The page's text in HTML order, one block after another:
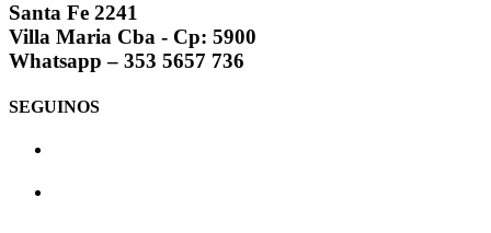
Santa Fe 2241
Villa Maria Cba - Cp: 5900
Whatsapp – 353 5657 736
SEGUINOS